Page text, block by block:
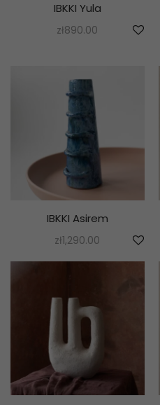
IBKKI Yula
zł890.00
IBKKI Asirem
zł1,290.00